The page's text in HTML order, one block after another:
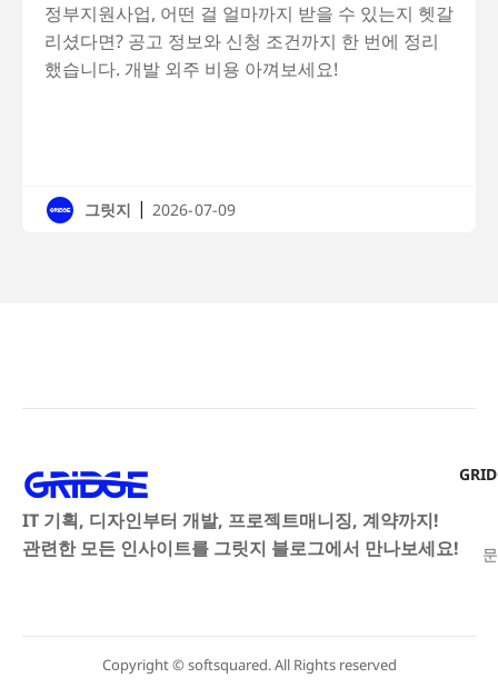
정부지원사업, 어떤 걸 얼마까지 받을 수 있는지 헷갈
리셨다면? 공고 정보와 신청 조건까지 한 번에 정리
했습니다. 개발 외주 비용 아껴보세요!
그릿지 | 2026-07-09
IT 기획, 디자인부터 개발, 프로젝트매니징, 계약까지!
관련한 모든 인사이트를 그릿지 블로그에서 만나보세요!
Copyright © softsquared. All Rights reserved